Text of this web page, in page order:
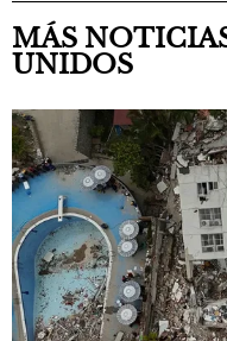
MÁS
UNIDOS